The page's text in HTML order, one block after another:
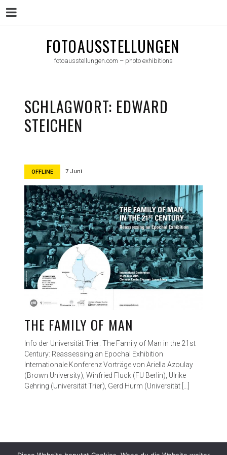
FOTOAUSSTELLUNGEN
fotoausstellungen.com – photo exhibitions
SCHLAGWORT: EDWARD
STEICHEN
OFFLINE 7 Juni
THE FAMILY OF MAN
Info der Universität Trier: The Family of Man in the 21st
Century: Reassessing an Epochal Exhibition
Internationale Konferenz Vorträge von Ariella Azoulay
(Brown University), Winfried Fluck (FU Berlin), Ulrike
Gehring (Universität Trier), Gerd Hurm (Universität […]
Menu